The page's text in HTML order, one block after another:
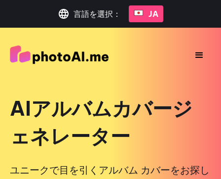
言語を選択： JA
AIアルバムカバージ
ェネレーター
ユニークで目を引くアルバム カバーをお探し